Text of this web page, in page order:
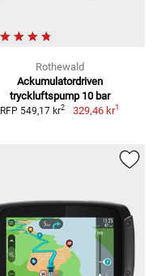
Rothewald
Ackumulatordriven
tryckluftspump 10 bar
RFP 549,17 kr2 329,46 kr1